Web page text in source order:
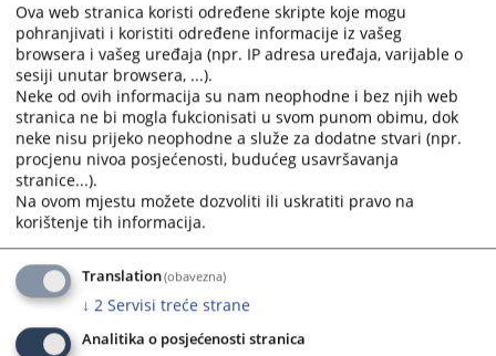
6142PREGLEDA
Ova web stranica koristi određene skripte koje mogu
pohranjivati i koristiti određene informacije iz vašeg
browsera i vašeg uređaja (npr. IP adresa uređaja, varijable o
sesiji unutar browsera, ...).
Neke od ovih informacija su nam neophodne i bez njih web
stranica ne bi mogla fukcionisati u svom punom obimu, dok
neke nisu prijeko neophodne a služe za dodatne stvari (npr.
procjenu nivoa posjećenosti, budućeg usavršavanja
stranice...).
Na ovom mjestu možete dozvoliti ili uskratiti pravo na
korištenje tih informacija.
Translation(obavezna)
↓ 2 Servisi treće strane
Analitika o posjećenosti stranica